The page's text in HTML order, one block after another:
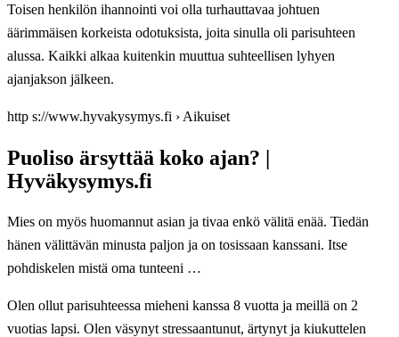
Toisen henkilön ihannointi voi olla turhauttavaa johtuen
äärimmäisen korkeista odotuksista, joita sinulla oli parisuhteen
alussa. Kaikki alkaa kuitenkin muuttua suhteellisen lyhyen
ajanjakson jälkeen.
http s://www.hyvakysymys.fi › Aikuiset
Puoliso ärsyttää koko ajan? |
Hyväkysymys.fi
Mies on myös huomannut asian ja tivaa enkö välitä enää. Tiedän
hänen välittävän minusta paljon ja on tosissaan kanssani. Itse
pohdiskelen mistä oma tunteeni …
Olen ollut parisuhteessa mieheni kanssa 8 vuotta ja meillä on 2
vuotias lapsi. Olen väsynyt stressaantunut, ärtynyt ja kiukuttelen